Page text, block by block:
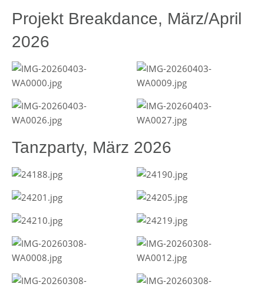
Projekt Breakdance, März/April
2026
Tanzparty, März 2026